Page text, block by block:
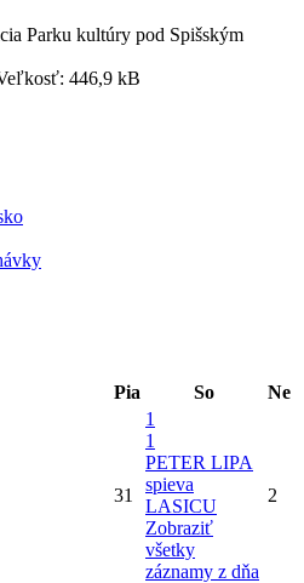
Parku kultúry pod Spišským
446,9 kB
Pia So Ne
31
1
1
PETER LIPA
spieva
LASICU
Zobraziť
všetky
záznamy z dňa
2